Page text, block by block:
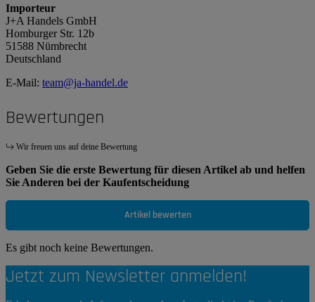
Importeur
J+A Handels GmbH
Homburger Str. 12b
51588 Nümbrecht
Deutschland
E-Mail: team@ja-handel.de
Bewertungen
Wir freuen uns auf deine Bewertung
Geben Sie die erste Bewertung für diesen Artikel ab und helfen
Sie Anderen bei der Kaufentscheidung
Artikel bewerten
Es gibt noch keine Bewertungen.
Jetzt zum Newsletter anmelden!